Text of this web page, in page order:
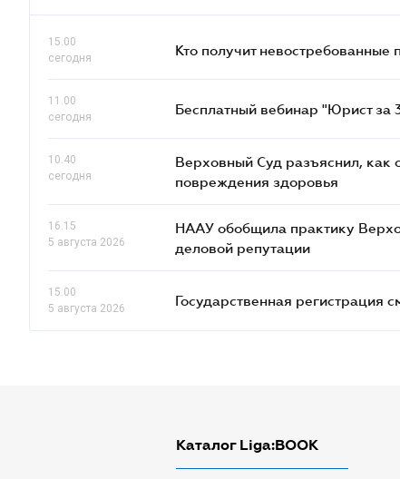
15.00
сегодня
Кто получит невостребованные
11.00
сегодня
Бесплатный вебинар "Юрист за
10.40
сегодня
Верховный Суд разъяснил,
повреждения здоровья
16.15
5 августа 2026
НААУ обобщила практику
деловой репутации
15.00
5 августа 2026
Государственная регистрация
Каталог Liga:BOOK